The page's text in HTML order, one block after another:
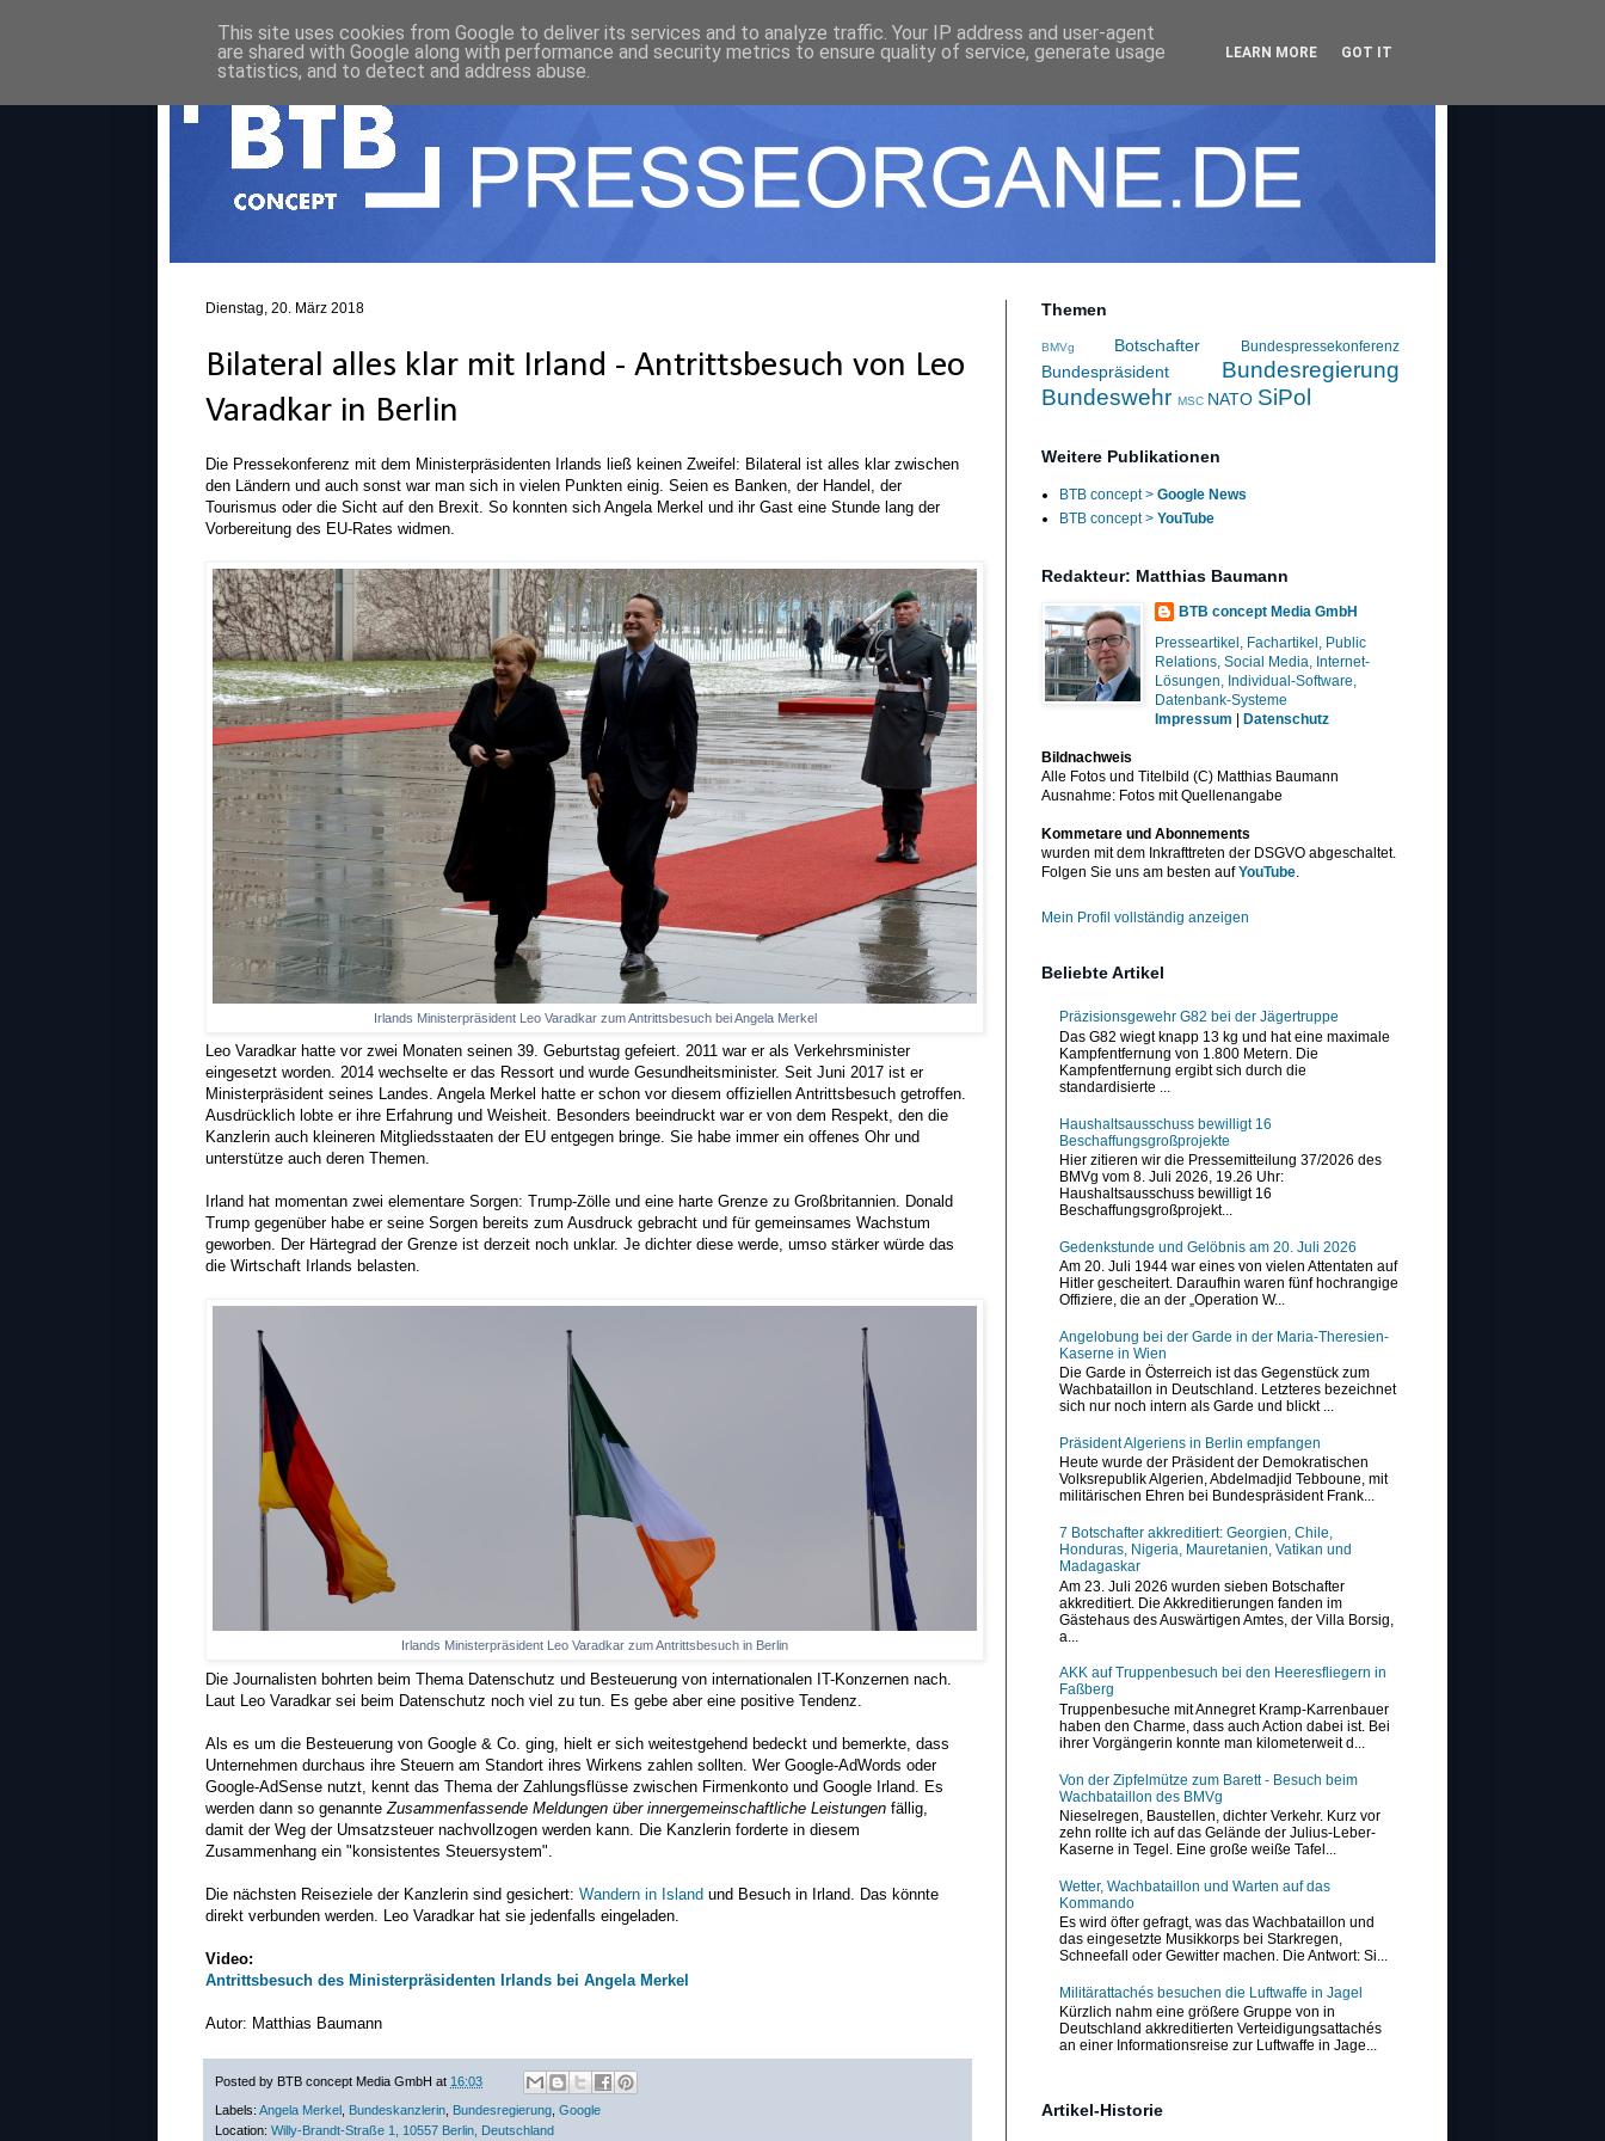
Dienstag, 20. März 2018
Bilateral alles klar mit Irland - Antrittsbesuch von Leo
Varadkar in Berlin
Die Pressekonferenz mit dem Ministerpräsidenten Irlands ließ keinen Zweifel: Bilateral ist alles klar zwischen
den Ländern und auch sonst war man sich in vielen Punkten einig. Seien es Banken, der Handel, der
Tourismus oder die Sicht auf den Brexit. So konnten sich Angela Merkel und ihr Gast eine Stunde lang der
Vorbereitung des EU-Rates widmen.
Irlands Ministerpräsident Leo Varadkar zum Antrittsbesuch bei Angela Merkel
Leo Varadkar hatte vor zwei Monaten seinen 39. Geburtstag gefeiert. 2011 war er als Verkehrsminister
eingesetzt worden. 2014 wechselte er das Ressort und wurde Gesundheitsminister. Seit Juni 2017 ist er
Ministerpräsident seines Landes. Angela Merkel hatte er schon vor diesem offiziellen Antrittsbesuch getroffen.
Ausdrücklich lobte er ihre Erfahrung und Weisheit. Besonders beeindruckt war er von dem Respekt, den die
Kanzlerin auch kleineren Mitgliedsstaaten der EU entgegen bringe. Sie habe immer ein offenes Ohr und
unterstütze auch deren Themen.
Irland hat momentan zwei elementare Sorgen: Trump-Zölle und eine harte Grenze zu Großbritannien. Donald
Trump gegenüber habe er seine Sorgen bereits zum Ausdruck gebracht und für gemeinsames Wachstum
geworben. Der Härtegrad der Grenze ist derzeit noch unklar. Je dichter diese werde, umso stärker würde das
die Wirtschaft Irlands belasten.
Irlands Ministerpräsident Leo Varadkar zum Antrittsbesuch in Berlin
Die Journalisten bohrten beim Thema Datenschutz und Besteuerung von internationalen IT-Konzernen nach.
Laut Leo Varadkar sei beim Datenschutz noch viel zu tun. Es gebe aber eine positive Tendenz.
Als es um die Besteuerung von Google & Co. ging, hielt er sich weitestgehend bedeckt und bemerkte, dass
Unternehmen durchaus ihre Steuern am Standort ihres Wirkens zahlen sollten. Wer Google-AdWords oder
Google-AdSense nutzt, kennt das Thema der Zahlungsflüsse zwischen Firmenkonto und Google Irland. Es
werden dann so genannte Zusammenfassende Meldungen über innergemeinschaftliche Leistungen fällig,
damit der Weg der Umsatzsteuer nachvollzogen werden kann. Die Kanzlerin forderte in diesem
Zusammenhang ein "konsistentes Steuersystem".
Die nächsten Reiseziele der Kanzlerin sind gesichert: Wandern in Island und Besuch in Irland. Das könnte
direkt verbunden werden. Leo Varadkar hat sie jedenfalls eingeladen.
Video:
Antrittsbesuch des Ministerpräsidenten Irlands bei Angela Merkel
Autor: Matthias Baumann
Posted by BTB concept Media GmbH at 16:03
Labels: Angela Merkel Bundeskanzlerin Bundesregierung Google
Location: Willy-Brandt-Straße 1, 10557 Berlin, Deutschland
Themen
BMVg Botschafter Bundespressekonferenz
Bundespräsident
Bundesregierung
Bundeswehr MSC NATO SiPol
Weitere Publikationen
BTB concept > Google News
BTB concept > YouTube
Redakteur: Matthias Baumann
BTB concept Media GmbH
Presseartikel, Fachartikel, Public
Relations, Social Media, Internet-
Lösungen, Individual-Software,
Datenbank-Systeme
Impressum
Datenschutz
Bildnachweis
Alle Fotos und Titelbild (C) Matthias Baumann
Ausnahme: Fotos mit Quellenangabe
Kommetare und Abonnements
wurden mit dem Inkrafttreten der DSGVO abgeschaltet.
Folgen Sie uns am besten aufYouTube.
Mein Profil vollständig anzeigen
Beliebte Artikel
Präzisionsgewehr G82 bei der Jägertruppe
Das G82 wiegt knapp 13 kg und hat eine maximale
Kampfentfernung von 1.800 Metern. Die
Kampfentfernung ergibt sich durch die
standardisierte ...
Haushaltsausschuss bewilligt 16
Beschaffungsgroßprojekte
Hier zitieren wir die Pressemitteilung 37/2026 des
BMVg vom 8. Juli 2026, 19.26 Uhr:
Haushaltsausschuss bewilligt 16
Beschaffungsgroßprojekt...
Gedenkstunde und Gelöbnis am 20. Juli 2026
Am 20. Juli 1944 war eines von vielen Attentaten auf
Hitler gescheitert. Daraufhin waren fünf hochrangige
Offiziere, die an der „Operation W...
Angelobung bei der Garde in der Maria-Theresien-
Kaserne in Wien
Die Garde in Österreich ist das Gegenstück zum
Wachbataillon in Deutschland. Letzteres bezeichnet
sich nur noch intern als Garde und blickt ...
Präsident Algeriens in Berlin empfangen
Heute wurde der Präsident der Demokratischen
Volksrepublik Algerien, Abdelmadjid Tebboune, mit
militärischen Ehren bei Bundespräsident Frank...
7 Botschafter akkreditiert: Georgien, Chile,
Honduras, Nigeria, Mauretanien, Vatikan und
Madagaskar
Am 23. Juli 2026 wurden sieben Botschafter
akkreditiert. Die Akkreditierungen fanden im
Gästehaus des Auswärtigen Amtes, der Villa Borsig,
a...
AKK auf Truppenbesuch bei den Heeresfliegern in
Faßberg
Truppenbesuche mit Annegret Kramp-Karrenbauer
haben den Charme, dass auch Action dabei ist. Bei
ihrer Vorgängerin konnte man kilometerweit d...
Von der Zipfelmütze zum Barett - Besuch beim
Wachbataillon des BMVg
Nieselregen, Baustellen, dichter Verkehr. Kurz vor
zehn rollte ich auf das Gelände der Julius-Leber-
Kaserne in Tegel. Eine große weiße Tafel...
Wetter, Wachbataillon und Warten auf das
Kommando
Es wird öfter gefragt, was das Wachbataillon und
das eingesetzte Musikkorps bei Starkregen,
Schneefall oder Gewitter machen. Die Antwort: Si...
Militärattachés besuchen die Luftwaffe in Jagel
Kürzlich nahm eine größere Gruppe von in
Deutschland akkreditierten Verteidigungsattachés
an einer Informationsreise zur Luftwaffe in Jage...
Artikel-Historie
This site uses cookies from Google to deliver its services and to analyze traffic. Your IP address and user-agent
are shared with Google along with performance and security metrics to ensure quality of service, generate usage
statistics, and to detect and address abuse.
LEARN MORE GOT IT